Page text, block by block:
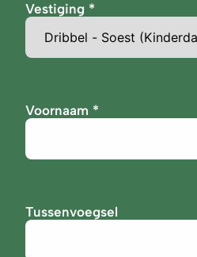
Vestiging
Voornaam
Tussenvoegsel